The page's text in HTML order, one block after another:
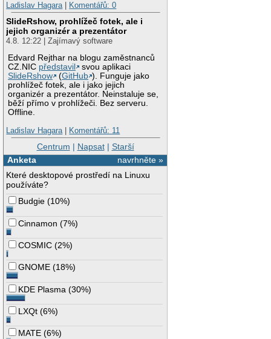
Ladislav Hagara| Komentářů: 0
SlideRshow, prohlížeč fotek, ale i
jejich organizér a prezentátor
4.8. 12:22 | Zajímavý software
Edvard Rejthar na blogu zaměstnanců
CZ.NIC představil
svou aplikaci
SlideRshow
(GitHub ). Funguje jako
prohlížeč fotek, ale i jako jejich
organizér a prezentátor. Neinstaluje se,
běží přímo v prohlížeči. Bez serveru.
Offline.
Ladislav Hagara| Komentářů: 11
Centrum | Napsat| Starší
navrhněte »
Anketa
Které desktopové prostředí na Linuxu
používáte?
Budgie (10%)
Cinnamon (7%)
COSMIC (2%)
GNOME (18%)
KDE Plasma (30%)
LXQt (6%)
MATE (6%)